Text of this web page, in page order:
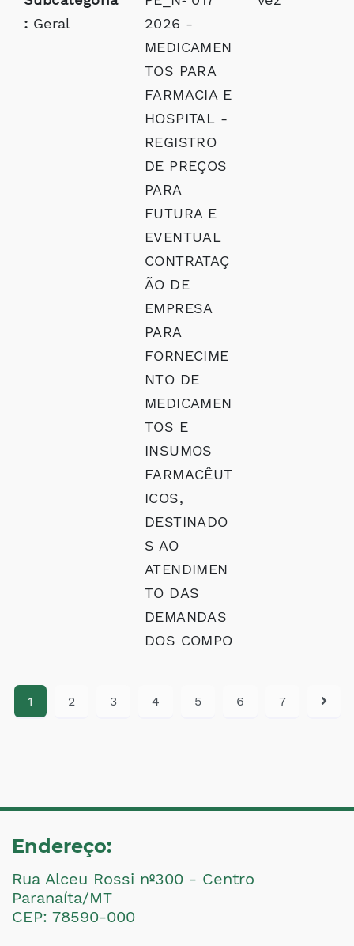
: Geral
2026 -
MEDICAMEN
TOS PARA
FARMACIA E
HOSPITAL -
REGISTRO
DE PREÇOS
PARA
FUTURA E
EVENTUAL
CONTRATAÇ
ÃO DE
EMPRESA
PARA
FORNECIME
NTO DE
MEDICAMEN
TOS E
INSUMOS
FARMACÊUT
ICOS,
DESTINADO
S AO
ATENDIMEN
TO DAS
DEMANDAS
DOS COMPO
1 2 3 4 5 6 7
Endereço:
Rua Alceu Rossi nº300 - Centro
Paranaíta/MT
CEP: 78590-000